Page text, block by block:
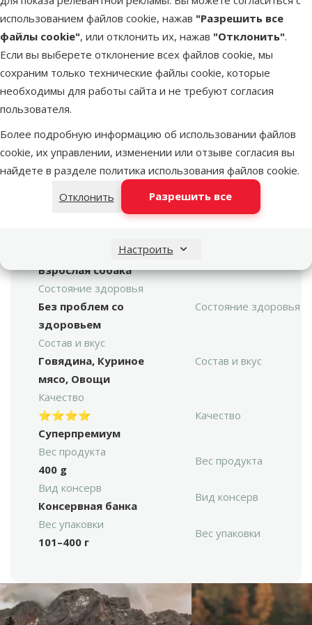
использованием файлов cookie, нажав "Разрешить все
файлы cookie", или отклонить их, нажав "Отклонить".
Если вы выберете отклонение всех файлов cookie, мы
сохраним только технические файлы cookie, которые
необходимы для работы сайта и не требуют согласия
пользователя.
Более подробную информацию об использовании файлов
cookie, их управлении, изменении или отзыве согласия вы
найдете в разделе политика использования файлов cookie.
Отклонить
Разрешить все
Настроить
марка
Ontario Culinary Beef
Goulash, 400 г
Поиск продукта
Размер собаки
Миниатюрная,
Маленькая, Средняя,
Размер собаки
Взрослая собака
Состояние здоровья
Без проблем со
здоровьем
Состояние здоровья
Состав и вкус
Говядина, Куриное
мясо, Овощи
Состав и вкус
Качество
⭐⭐⭐⭐
Суперпремиум
Качество
Вес продукта
400 g
Вес продукта
Вид консерв
Консервная банка
Вид консерв
Вес упаковки
101–400 г
Вес упаковки